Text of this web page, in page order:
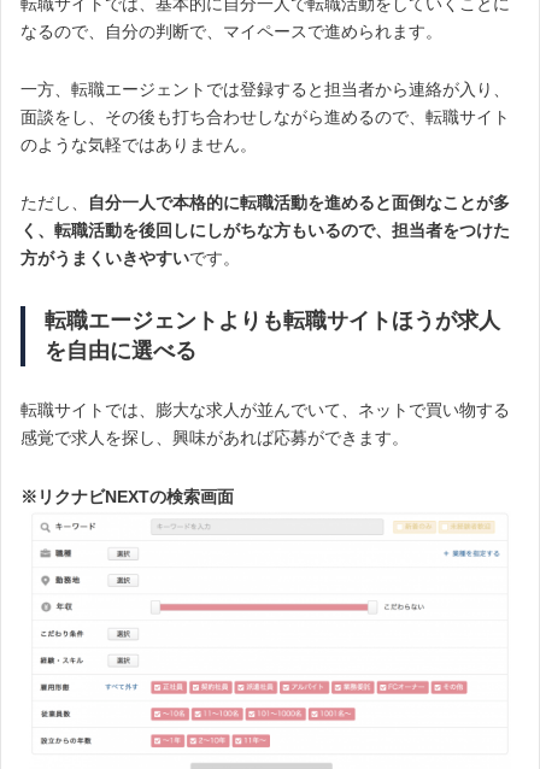
なるので、自分の判断で、マイペースで進められます。
一方、転職エージェントでは登録すると担当者から連絡が入り、
面談をし、その後も打ち合わせしながら進めるので、転職サイト
のような気軽ではありません。
ただし、
自分一人で本格的に転職活動を進めると面倒なことが多
く、転職活動を後回しにしがちな方もいるので、担当者をつけた
方がうまくいきやすいです。
転職エージェントよりも転職サイトほうが求人
を自由に選べる
転職サイトでは、膨大な求人が並んでいて、ネットで買い物する
感覚で求人を探し、興味があれば応募ができます。
※リクナビNEXTの検索画面